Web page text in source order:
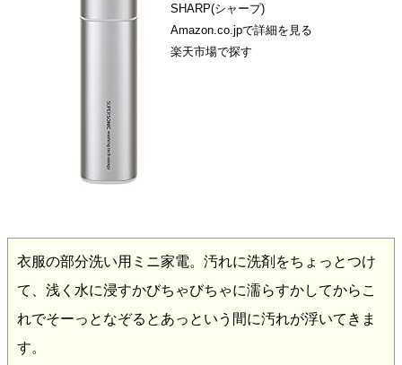
SHARP(シャープ)
Amazon.co.jpで詳細を見る
楽天市場で探す
衣服の部分洗い用ミニ家電。汚れに洗剤をちょっとつけ
て、浅く水に浸すかびちゃびちゃに濡らすかしてからこ
れでそーっとなぞるとあっという間に汚れが浮いてきま
す。